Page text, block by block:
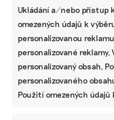
Ukládání a/nebo přístup
omezených údajů k
personalizovanou
personalizované
personalizovaný obsah,
personalizovaného
Použití omezených údajů
řešit v celých
Národní plán
k tomu, aby se
ale na projekty,
co víc, pokud se
v šibeniční lhůtě do